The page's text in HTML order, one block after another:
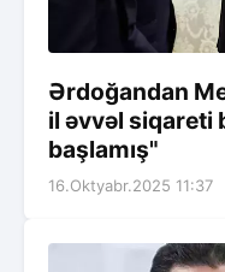
Ərdoğandan
il əvvəl siqareti
başlamış"
16.Oktyabr.2025 11:37